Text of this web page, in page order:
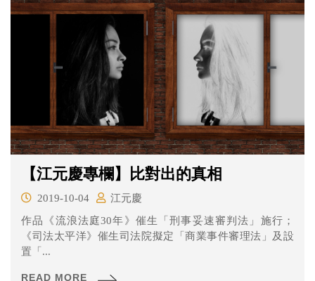
【江元慶專欄】比對出的真相
2019-10-04
江元慶
作品《流浪法庭30年》催生「刑事妥速審判法」施行；
《司法太平洋》催生司法院擬定「商業事件審理法」及設
置「...
READ MORE